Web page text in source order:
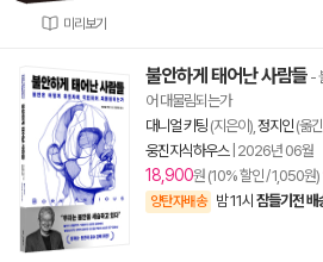
미리보기
불안하게 태어난 사람들 -
어 대물림되는가
대니얼 키팅 (지은이), 정지인 (옮
웅진지식하우스| 2026년 06월
18,900원 (10% 할인 / 1,050원)
양탄자배송 밤 11시 잠들기전 배